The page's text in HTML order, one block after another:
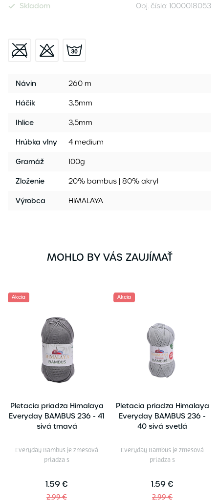
Skladom Obj. číslo: 1000018053
Návin
260 m
Háčik
3,5mm
Ihlice
3,5mm
Hrúbka vlny
4 medium
Gramáž
100g
Zloženie
20% bambus | 80% akryl
Výrobca
HIMALAYA
MOHLO BY VÁS ZAUJÍMAŤ
Akcia
Pletacia priadza Himalaya
Everyday BAMBUS 236 - 41
sivá tmavá
Everyday Bambus je zmesová
priadza s
1.59 €
2.99 €
Akcia
Pletacia priadza Himalaya
Everyday BAMBUS 236 -
40 sivá svetlá
Everyday Bambus je zmesová
priadza s
1.59 €
2.99 €